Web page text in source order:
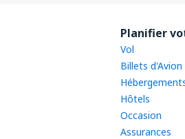
Planifier
Vol
Billets d'Avion
Hôtels
Occasion
Assurances